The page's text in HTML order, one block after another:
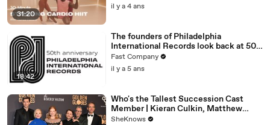
31:20
il y a 4 ans
18:42
The founders of Philadelphia
International Records look back at 50
years of Philly Soul
Fast Company
il y a 5 ans
Who's the Tallest Succession Cast
Member | Kieran Culkin, Matthew
Macfadyen, Nicholas Braun
SheKnows